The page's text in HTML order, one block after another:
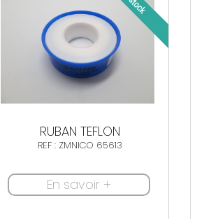
RUBAN TEFLON
REF : ZMNICO 65613
En savoir +